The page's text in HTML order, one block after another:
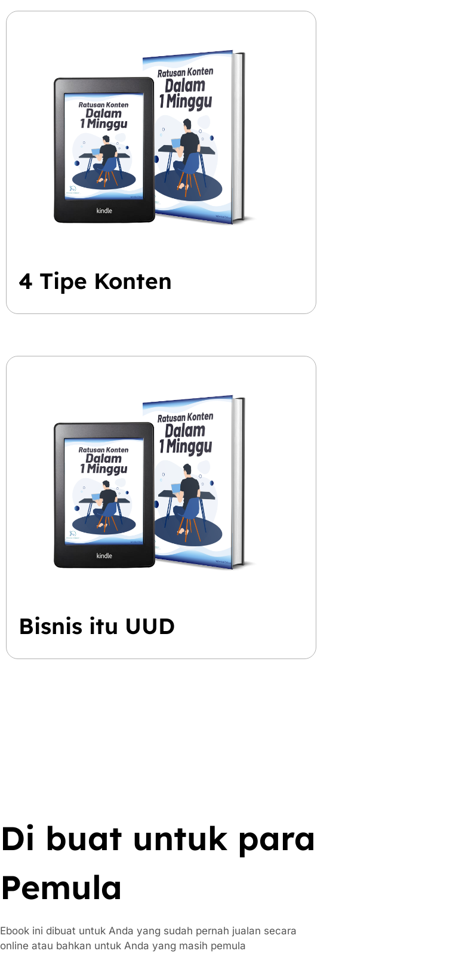
4 Tipe Konten
Bisnis itu UUD
Di buat untuk para
Pemula
Ebook ini dibuat untuk Anda yang sudah pernah jualan secara
online atau bahkan untuk Anda yang masih pemula